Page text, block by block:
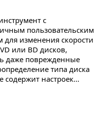
с
пользовательским
для изменения скорости
или BD дисков,
даже поврежденные
типа диска
содержит настроек...